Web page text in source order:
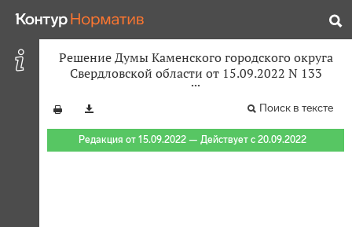
Решение Думы Каменского городского округа
Свердловской области от 15.09.2022 N 133
Поиск в тексте
Редакция от 15.09.2022 — Действует с 20.09.2022